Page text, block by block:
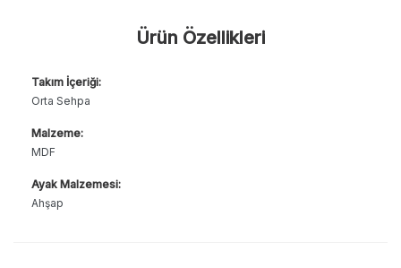
Ürün Özellikleri
Takım İçeriği:
Orta Sehpa
Malzeme:
MDF
Ayak Malzemesi:
Ahşap